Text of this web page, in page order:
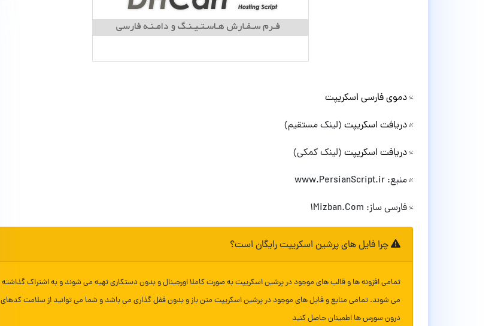
دموی فارسی اسکریپت
دریافت اسکریپت (لینک مستقیم)
دریافت اسکریپت (لینک کمکی)
منبع: www.PersianScript.ir
فارسی ساز: 1Mizban.Com
چرا فایل های پرشین اسکریپت رایگان است؟
تمامی افزونه ها و قالب های موجود در پرشین اسکریپت به صورت کاملا اورجینال و بدون دستکاری تهیه می شوند و به اشتراک گذاشته
می شوند. تمامی منابع و فایل های موجود در پرشین اسکریپت متن باز و بدون قفل گذاری می باشد و شما می توانید از سلامت کدهای
درون سورس ها اطمینان حاصل کنید